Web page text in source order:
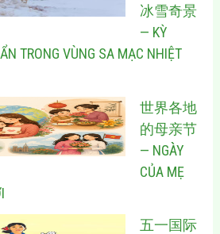
冰雪奇景
— KỲ
TRONG VÙNG SA MẠC NHIỆT
世界各地
的母亲节
— NGÀY
CỦA MẸ
五一国际